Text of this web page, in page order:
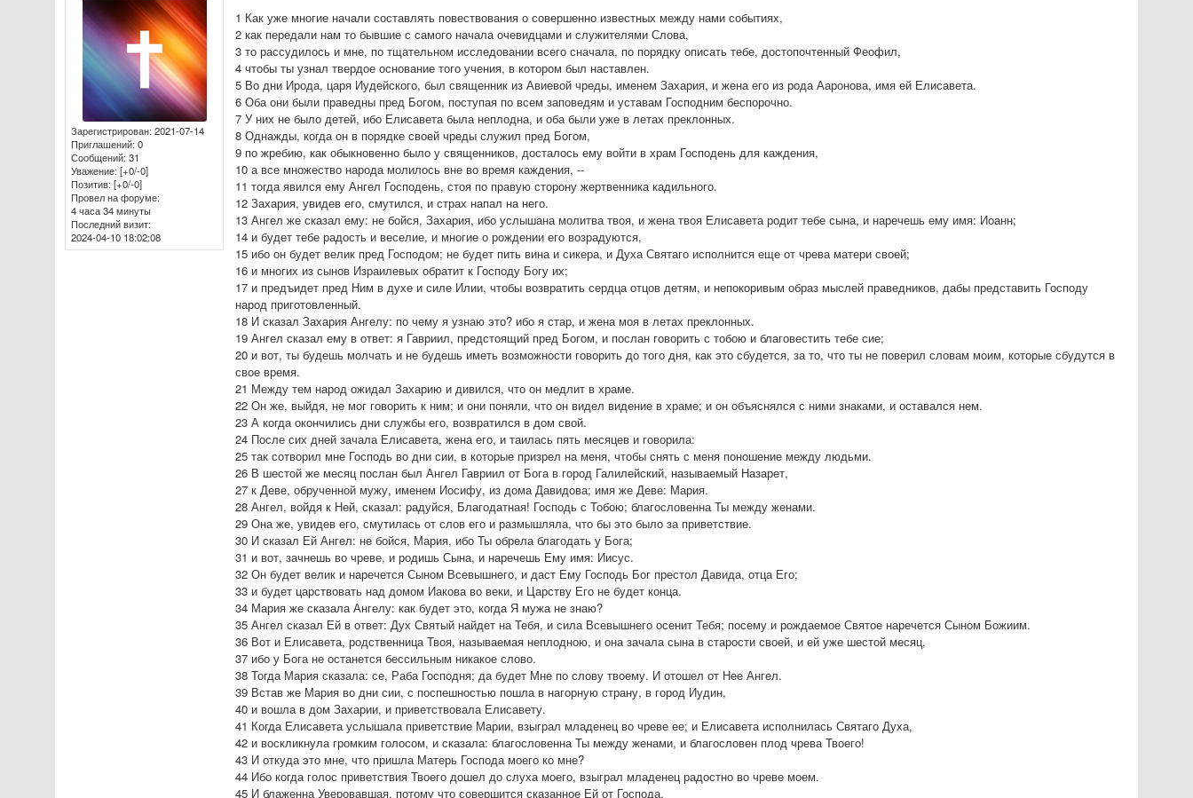
Зарегистрирован: 2021-07-14
Приглашений:0
Сообщений:31
Уважение:[+0/-0]
Позитив:[+0/-0]
Провел на форуме:
4 часа 34 минуты
Последний визит:
2024-04-10 18:02:08
1 Как уже многие начали составлять повествования о совершенно известных между нами событиях,
2 как передали нам то бывшие с самого начала очевидцами и служителями Слова,
3 то рассудилось и мне, по тщательном исследовании всего сначала, по порядку описать тебе, достопочтенный Феофил,
4 чтобы ты узнал твердое основание того учения, в котором был наставлен.
5 Во дни Ирода, царя Иудейского, был священник из Авиевой чреды, именем Захария, и жена его из рода Ааронова, имя ей Елисавета.
6 Оба они были праведны пред Богом, поступая по всем заповедям и уставам Господним беспорочно.
7 У них не было детей, ибо Елисавета была неплодна, и оба были уже в летах преклонных.
8 Однажды, когда он в порядке своей чреды служил пред Богом,
9 по жребию, как обыкновенно было у священников, досталось ему войти в храм Господень для каждения,
10 а все множество народа молилось вне во время каждения, --
11 тогда явился ему Ангел Господень, стоя по правую сторону жертвенника кадильного.
12 Захария, увидев его, смутился, и страх напал на него.
13 Ангел же сказал ему: не бойся, Захария, ибо услышана молитва твоя, и жена твоя Елисавета родит тебе сына, и наречешь ему имя: Иоанн;
14 и будет тебе радость и веселие, и многие о рождении его возрадуются,
15 ибо он будет велик пред Господом; не будет пить вина и сикера, и Духа Святаго исполнится еще от чрева матери своей;
16 и многих из сынов Израилевых обратит к Господу Богу их;
17 и предъидет пред Ним в духе и силе Илии, чтобы возвратить сердца отцов детям, и непокоривым образ мыслей праведников, дабы представить Господу
народ приготовленный.
18 И сказал Захария Ангелу: по чему я узнаю это? ибо я стар, и жена моя в летах преклонных.
19 Ангел сказал ему в ответ: я Гавриил, предстоящий пред Богом, и послан говорить с тобою и благовестить тебе сие;
20 и вот, ты будешь молчать и не будешь иметь возможности говорить до того дня, как это сбудется, за то, что ты не поверил словам моим, которые сбудутся в
свое время.
21 Между тем народ ожидал Захарию и дивился, что он медлит в храме.
22 Он же, выйдя, не мог говорить к ним; и они поняли, что он видел видение в храме; и он объяснялся с ними знаками, и оставался нем.
23 А когда окончились дни службы его, возвратился в дом свой.
24 После сих дней зачала Елисавета, жена его, и таилась пять месяцев и говорила:
25 так сотворил мне Господь во дни сии, в которые призрел на меня, чтобы снять с меня поношение между людьми.
26 В шестой же месяц послан был Ангел Гавриил от Бога в город Галилейский, называемый Назарет,
27 к Деве, обрученной мужу, именем Иосифу, из дома Давидова; имя же Деве: Мария.
28 Ангел, войдя к Ней, сказал: радуйся, Благодатная! Господь с Тобою; благословенна Ты между женами.
29 Она же, увидев его, смутилась от слов его и размышляла, что бы это было за приветствие.
30 И сказал Ей Ангел: не бойся, Мария, ибо Ты обрела благодать у Бога;
31 и вот, зачнешь во чреве, и родишь Сына, и наречешь Ему имя: Иисус.
32 Он будет велик и наречется Сыном Всевышнего, и даст Ему Господь Бог престол Давида, отца Его;
33 и будет царствовать над домом Иакова во веки, и Царству Его не будет конца.
34 Мария же сказала Ангелу: как будет это, когда Я мужа не знаю?
35 Ангел сказал Ей в ответ: Дух Святый найдет на Тебя, и сила Всевышнего осенит Тебя; посему и рождаемое Святое наречется Сыном Божиим.
36 Вот и Елисавета, родственница Твоя, называемая неплодною, и она зачала сына в старости своей, и ей уже шестой месяц,
37 ибо у Бога не останется бессильным никакое слово.
38 Тогда Мария сказала: се, Раба Господня; да будет Мне по слову твоему. И отошел от Нее Ангел.
39 Встав же Мария во дни сии, с поспешностью пошла в нагорную страну, в город Иудин,
40 и вошла в дом Захарии, и приветствовала Елисавету.
41 Когда Елисавета услышала приветствие Марии, взыграл младенец во чреве ее; и Елисавета исполнилась Святаго Духа,
42 и воскликнула громким голосом, и сказала: благословенна Ты между женами, и благословен плод чрева Твоего!
43 И откуда это мне, что пришла Матерь Господа моего ко мне?
44 Ибо когда голос приветствия Твоего дошел до слуха моего, взыграл младенец радостно во чреве моем.
45 И блаженна Уверовавшая, потому что совершится сказанное Ей от Господа.